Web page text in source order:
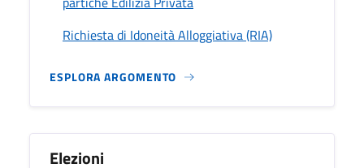
Richiesta di Idoneità Alloggiativa (RIA)
ESPLORA ARGOMENTO
Elezioni